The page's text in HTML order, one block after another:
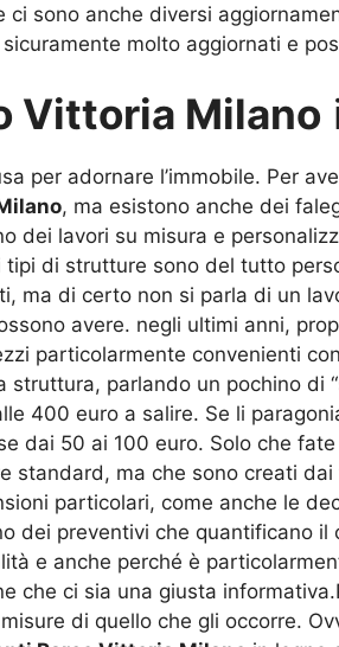
sono anche diversi
molto aggiornati e
Vittoria Milano
per adornare l’immobile. Per
, ma esistono anche dei
dei lavori su misura e
di strutture sono del tutto
ma di certo non si parla di un
avere. negli ultimi anni,
particolarmente convenienti
parlando un pochino
400 euro a salire. Se li
dai 50 ai 100 euro. Solo che
standard, ma che sono creati
particolari, come anche le
dei preventivi che quantificano
e anche perché è
che ci sia una giusta
di quello che gli occorre.